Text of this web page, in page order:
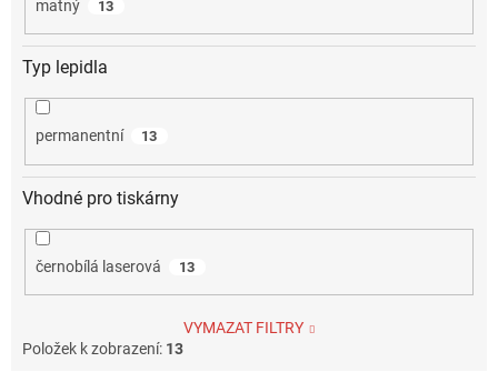
matný 13
Typ lepidla
permanentní 13
Vhodné pro tiskárny
černobílá laserová 13
VYMAZAT FILTRY
Položek k zobrazení: 13